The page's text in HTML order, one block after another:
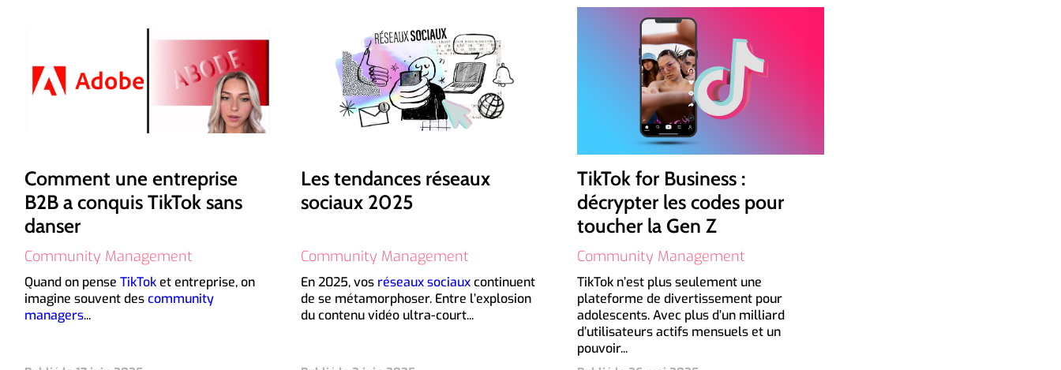
Comment une entreprise
B2B a conquis TikTok sans
danser
Community Management
Quand on pense TikToket entreprise, on
imagine souvent descommunity
managers...
Les tendances réseaux
sociaux 2025
Community Management
En 2025, vos réseaux sociauxcontinuent
de se métamorphoser. Entre l’explosion
du contenu vidéo ultra-court...
TikTok for Business :
décrypter les codes pour
toucher la Gen Z
Community Management
TikTok n’est plus seulement une
plateforme de divertissement pour
adolescents. Avec plus d’un milliard
d’utilisateurs actifs mensuels et un
pouvoir...